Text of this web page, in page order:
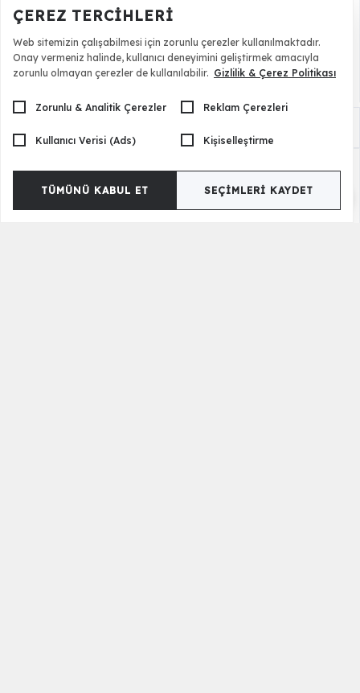
ÇEREZ TERCIHLERI
Web sitemizin çalışabilmesi için zorunlu çerezler kullanılmaktadır.
Onay vermeniz halinde, kullanıcı deneyimini geliştirmek amacıyla
zorunlu olmayan çerezler de kullanılabilir. Gizlilik & Çerez Politikası
Zorunlu & Analitik Çerezler Reklam Çerezleri
Kullanıcı Verisi (Ads) Kişiselleştirme
TÜMÜNÜ KABUL ET SEÇIMLERI KAYDET